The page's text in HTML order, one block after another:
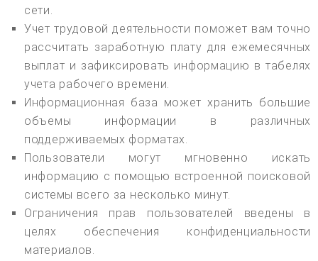
сети.
Учет трудовой деятельности поможет вам точно
рассчитать заработную плату для ежемесячных
выплат и зафиксировать информацию в табелях
учета рабочего времени.
Информационная база может хранить большие
объемы информации в различных
поддерживаемых форматах.
Пользователи могут мгновенно искать
информацию с помощью встроенной поисковой
системы всего за несколько минут.
Ограничения прав пользователей введены в
целях обеспечения конфиденциальности
материалов.